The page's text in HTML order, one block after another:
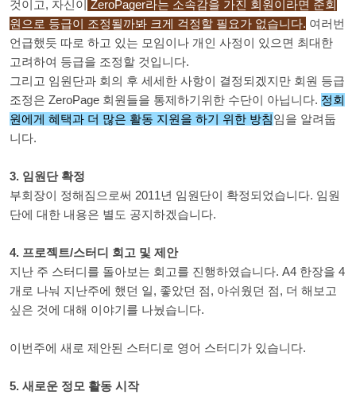
것이고, 자신이 ZeroPager라는 소속감을 가진 회원이라면 준회
원으로 등급이 조정될까봐 크게 걱정할 필요가 없습니다. 여러번
언급했듯 따로 하고 있는 모임이나 개인 사정이 있으면 최대한
고려하여 등급을 조정할 것입니다.
그리고 임원단과 회의 후 세세한 사항이 결정되겠지만 회원 등급
조정은 ZeroPage 회원들을 통제하기위한 수단이 아닙니다. 정회
원에게 혜택과 더 많은 활동 지원을 하기 위한 방침임을 알려둡
니다.
3. 임원단 확정
부회장이 정해짐으로써 2011년 임원단이 확정되었습니다. 임원
단에 대한 내용은 별도 공지하겠습니다.
4. 프로젝트/스터디 회고 및 제안
지난 주 스터디를 돌아보는 회고를 진행하였습니다. A4 한장을 4
개로 나눠 지난주에 했던 일, 좋았던 점, 아쉬웠던 점, 더 해보고
싶은 것에 대해 이야기를 나눴습니다.
이번주에 새로 제안된 스터디로 영어 스터디가 있습니다.
5. 새로운 정모 활동 시작